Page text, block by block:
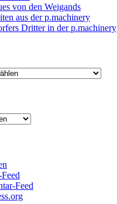
von den Weigands
aus der p.machinery
Dritter in der p.machinery
Feed